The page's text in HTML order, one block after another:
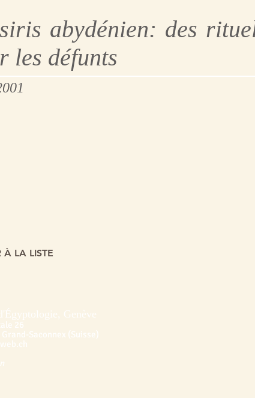
abydénien: des
les défunts
À LA LISTE
Genève
26
Grand-Saconnex (Suisse)